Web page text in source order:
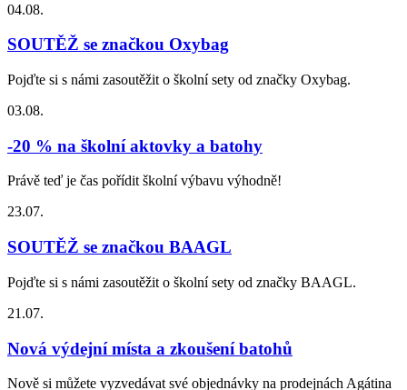
04.08.
SOUTĚŽ se značkou Oxybag
Pojďte si s námi zasoutěžit o školní sety od značky Oxybag.
03.08.
-20 % na školní aktovky a batohy
Právě teď je čas pořídit školní výbavu výhodně!
23.07.
SOUTĚŽ se značkou BAAGL
Pojďte si s námi zasoutěžit o školní sety od značky BAAGL.
21.07.
Nová výdejní místa a zkoušení batohů
Nově si můžete vyzvedávat své objednávky na prodejnách Agátina